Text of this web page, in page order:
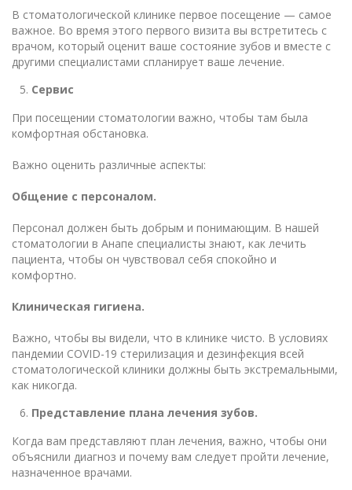
В стоматологической клинике первое посещение — самое
важное. Во время этого первого визита вы встретитесь с
врачом, который оценит ваше состояние зубов и вместе с
другими специалистами спланирует ваше лечение.
Сервис
При посещении стоматологии важно, чтобы там была
комфортная обстановка.
Важно оценить различные аспекты:
Общение с персоналом.
Персонал должен быть добрым и понимающим. В нашей
стоматологии в Анапе специалисты знают, как лечить
пациента, чтобы он чувствовал себя спокойно и
комфортно.
Клиническая гигиена.
Важно, чтобы вы видели, что в клинике чисто. В условиях
пандемии COVID-19 стерилизация и дезинфекция всей
стоматологической клиники должны быть экстремальными,
как никогда.
Представление плана лечения зубов.
Когда вам представляют план лечения, важно, чтобы они
объяснили диагноз и почему вам следует пройти лечение,
назначенное врачами.